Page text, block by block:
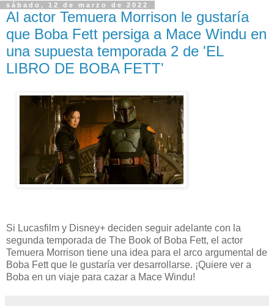
sábado, 12 de marzo de 2022
Al actor Temuera Morrison le gustaría
que Boba Fett persiga a Mace Windu en
una supuesta temporada 2 de 'EL
LIBRO DE BOBA FETT'
Si Lucasfilm y Disney+ deciden seguir adelante con la
segunda temporada de The Book of Boba Fett, el actor
Temuera Morrison tiene una idea para el arco argumental de
Boba Fett que le gustaría ver desarrollarse. ¡Quiere ver a
Boba en un viaje para cazar a Mace Windu!